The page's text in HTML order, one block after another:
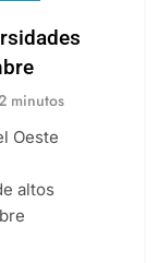
minutos
Oeste
altos